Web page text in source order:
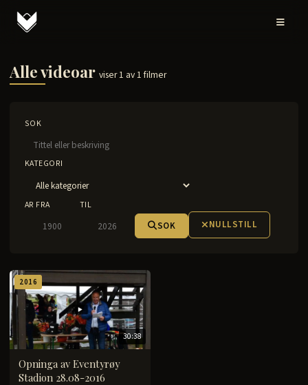
Alle videoar viser 1 av 1 filmer
SOK
KATEGORI
AR FRA TIL
SOK NULLSTILL
2016
30:38
Opninga av Eventyrøy
Stadion 28.08-2016